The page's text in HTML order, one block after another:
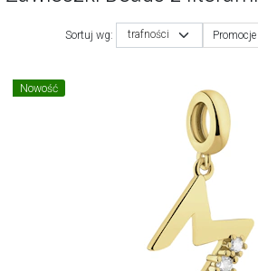
Sortuj wg: trafności Promocje
Nowość